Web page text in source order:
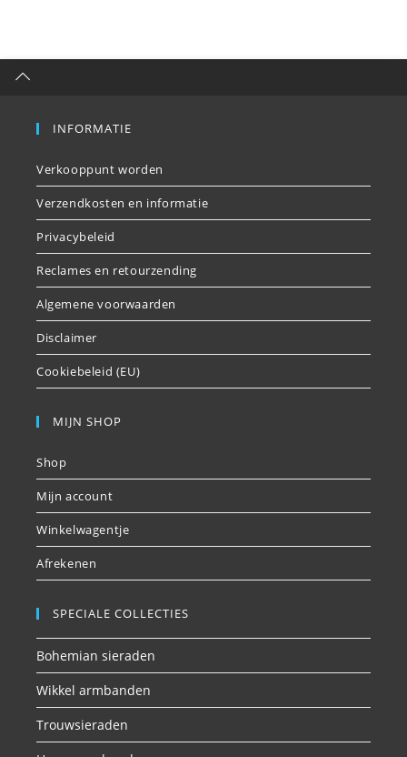
INFORMATIE
Verkooppunt worden
Verzendkosten en informatie
Privacybeleid
Reclames en retourzending
Algemene voorwaarden
Disclaimer
Cookiebeleid (EU)
MIJN SHOP
Shop
Mijn account
Winkelwagentje
Afrekenen
SPECIALE COLLECTIES
Bohemian sieraden
Wikkel armbanden
Trouwsieraden